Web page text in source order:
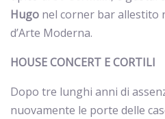
Hugo nel corner bar allestito
d’Arte Moderna.
HOUSE CONCERT E CORTILI
Dopo tre lunghi anni di
nuovamente le porte delle